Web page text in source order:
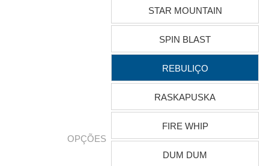
OPÇÕES
STAR MOUNTAIN
SPIN BLAST
REBULIÇO
RASKAPUSKA
FIRE WHIP
DUM DUM